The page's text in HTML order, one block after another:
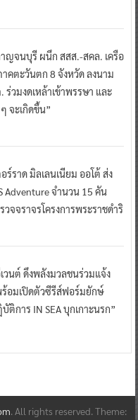
ญจนบุรี ผนึก สสส.-สคล. เครือ
าคตะวันตก 8 จังหวัด ลงนาม
ร่วมงดเหล้าเข้าพรรษา และ
จะเกิดขึ้น”
ร์ราด มิลเลนเนียม ออโต้ ส่ง
Adventure จำนวน 15 คัน
จจราจรโครงการพระราชดำริ
นต์ ดึงพลังมวลชนร่วมแจ้ง
ร้อมเปิดตัวซีรีส์ฟอร์มยักษ์
ติการ IN SEA บุกเกาะนรก”
. All rights reserved. Theme: